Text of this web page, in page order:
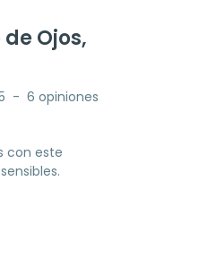
Ojos,
- 6 opiniones
con este